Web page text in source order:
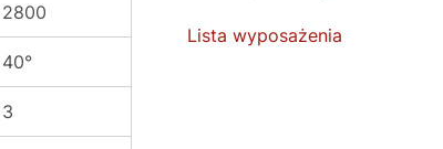
2800
40°
3
Lista wyposażenia